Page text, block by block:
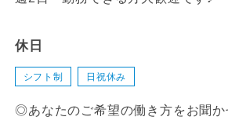
休日
シフト制 日祝休み
◎あなたのご希望の働き方をお聞か